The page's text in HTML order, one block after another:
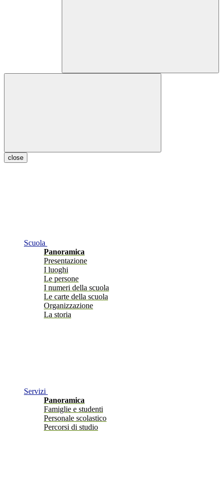
close
Scuola
Panoramica
Presentazione
I luoghi
Le persone
I numeri della scuola
Le carte della scuola
Organizzazione
La storia
Servizi
Panoramica
Famiglie e studenti
Personale scolastico
Percorsi di studio